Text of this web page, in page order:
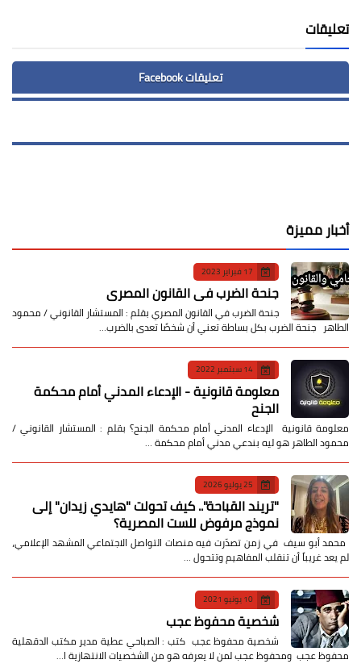
تعليقات
تعليقات Facebook
أخبار مميزة
17 فبراير 2023
جنحة الضرب في القانون المصري
جنحة الضرب في القانون المصري بقلم : المستشار القانوني / محمود
الطاهر جنحة الضرب بكل بساطة تعني أن شخصًا تعدى بالضرب…
14 سبتمبر 2022
معلومة قانونية - الإدعاء المدني أمام محكمة
الجنح
معلومة قانونية الإدعاء المدني أمام محكمة الجنح؟ بقلم : المستشار القانوني /
محمود الطاهر هو ليه بندعي مدني أمام محكمة …
25 يوليو 2026
​"تريند القباحة".. كيف تحولت "هايدي زيدان" إلى
نموذج مرفوض للست المصرية؟
​ محمد أبو سيف ​في زمن تصدّرت فيه منصات التواصل الاجتماعي المشهد الإعلامي،
لم يعد غريباً أن تنقلب المفاهيم وتتحول …
10 يونيو 2021
شخصية محفوظ عجب
شخصية محفوظ عجب كتب : الصباحي عطية مدير مكتب الدقهلية
محفوظ عجب ومحفوظ عجب لمن لا يعرفه هو من الشخصيات الانتهازية ا…